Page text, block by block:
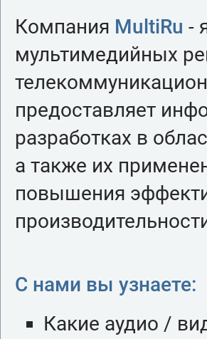
Компания MultiRu -
мультимедийных
предоставляет
разработках в
а также их
повышения
С нами вы узнаете:
Какие аудио /